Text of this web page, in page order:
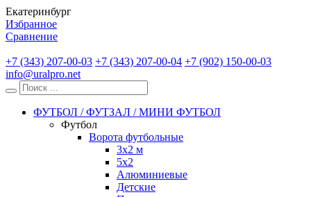
Екатеринбург
Избранное
Сравнение
+7 (343) 207-00-03 +7 (343) 207-00-04 +7 (902) 150-00-03
info@uralpro.net
ФУТБОЛ / ФУТЗАЛ / МИНИ ФУТБОЛ
Футбол
Ворота футбольные
3х2 м
5х2
Алюминиевые
Детские